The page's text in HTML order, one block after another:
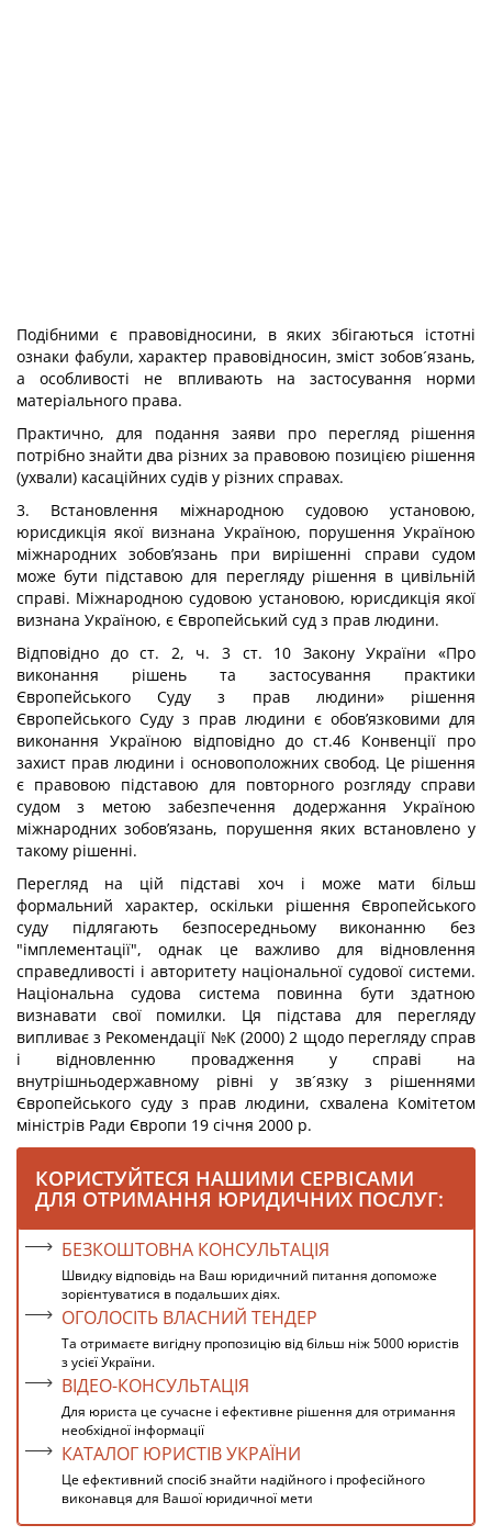
Подібними є правовідносини, в яких збігаються істотні
ознаки фабули, характер правовідносин, зміст зобов´язань,
а особливості не впливають на застосування норми
матеріального права.
Практично, для подання заяви про перегляд рішення
потрібно знайти два різних за правовою позицією рішення
(ухвали) касаційних судів у різних справах.
3. Встановлення міжнародною судовою установою,
юрисдикція якої визнана Україною, порушення Україною
міжнародних зобов’язань при вирішенні справи судом
може бути підставою для перегляду рішення в цивільній
справі. Міжнародною судовою установою, юрисдикція якої
визнана Україною, є Європейський суд з прав людини.
Відповідно до ст. 2, ч. 3 ст. 10 Закону України «Про
виконання рішень та застосування практики
Європейського Суду з прав людини» рішення
Європейського Суду з прав людини є обов’язковими для
виконання Україною відповідно до ст.46 Конвенції про
захист прав людини і основоположних свобод. Це рішення
є правовою підставою для повторного розгляду справи
судом з метою забезпечення додержання Україною
міжнародних зобов’язань, порушення яких встановлено у
такому рішенні.
Перегляд на цій підставі хоч і може мати більш
формальний характер, оскільки рішення Європейського
суду підлягають безпосередньому виконанню без
"імплементації", однак це важливо для відновлення
справедливості і авторитету національної судової системи.
Національна судова система повинна бути здатною
визнавати свої помилки. Ця підстава для перегляду
випливає з Рекомендації №К (2000) 2 щодо перегляду справ
і відновленню провадження у справі на
внутрішньодержавному рівні у зв´язку з рішеннями
Європейського суду з прав людини, схвалена Комітетом
міністрів Ради Європи 19 січня 2000 р.
КОРИСТУЙТЕСЯ НАШИМИ СЕРВІСАМИ
ДЛЯ ОТРИМАННЯ ЮРИДИЧНИХ ПОСЛУГ:
БЕЗКОШТОВНА КОНСУЛЬТАЦІЯ
Швидку відповідь на Ваш юридичний питання допоможе
зорієнтуватися в подальших діях.
ОГОЛОСІТЬ ВЛАСНИЙ ТЕНДЕР
Та отримаєте вигідну пропозицію від більш ніж 5000 юристів
з усієї України.
ВІДЕО-КОНСУЛЬТАЦІЯ
Для юриста це сучасне і ефективне рішення для отримання
необхідної інформації
КАТАЛОГ ЮРИСТІВ УКРАЇНИ
Це ефективний спосіб знайти надійного і професійного
виконавця для Вашої юридичної мети